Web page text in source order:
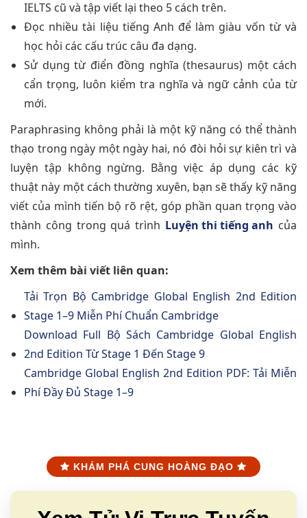
IELTS cũ và tập viết lại theo 5 cách trên.
Đọc nhiều tài liệu tiếng Anh để làm giàu vốn từ và
học hỏi các cấu trúc câu đa dạng.
Sử dụng từ điển đồng nghĩa (thesaurus) một cách
cẩn trọng, luôn kiểm tra nghĩa và ngữ cảnh của từ
mới.
Paraphrasing không phải là một kỹ năng có thể thành
thạo trong ngày một ngày hai, nó đòi hỏi sự kiên trì và
luyện tập không ngừng. Bằng việc áp dụng các kỹ
thuật này một cách thường xuyên, bạn sẽ thấy kỹ năng
viết của mình tiến bộ rõ rệt, góp phần quan trọng vào
thành công trong quá trình Luyện thi tiếng anh của
mình.
Xem thêm bài viết liên quan:
Tải Trọn Bộ Cambridge Global English 2nd Edition
Stage 1–9 Miễn Phí Chuẩn Cambridge
Download Full Bộ Sách Cambridge Global English
2nd Edition Từ Stage 1 Đến Stage 9
Cambridge Global English 2nd Edition PDF: Tải Miễn
Phí Đầy Đủ Stage 1–9
KHÁM PHÁ CUNG HOÀNG ĐẠO